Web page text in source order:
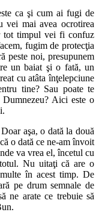
ca şi cum ai fugi de
vei mai avea ocrotirea
tot timpul vei fi confuz
fugim de protecţia
peste noi, presupunem
un baiat şi o fată, un
cu atâta înţelepciune
tine? Sau poate te
Aici este o
aşa, o dată la două
o dată ce ne-am învoit
va vrea el, încetul cu
Nu uitaţi că are o
în acest timp. De
pe drum semnale de
ne arate ce trebuie să